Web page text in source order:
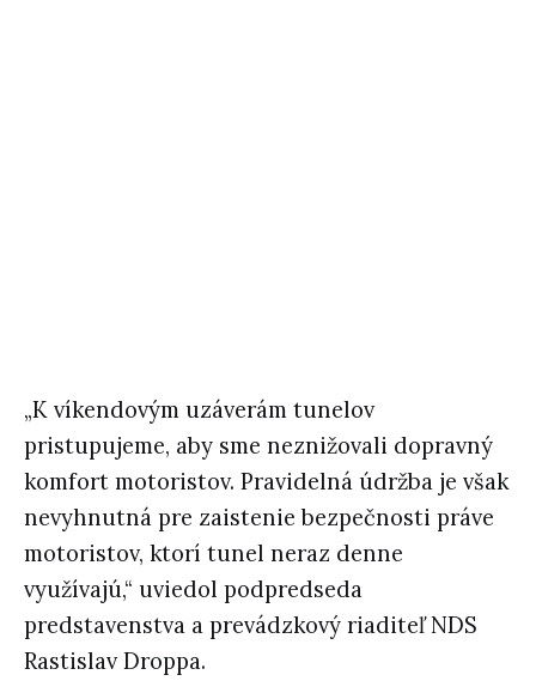
„K víkendovým uzáverám tunelov
pristupujeme, aby sme neznižovali dopravný
komfort motoristov. Pravidelná údržba je však
nevyhnutná pre zaistenie bezpečnosti práve
motoristov, ktorí tunel neraz denne
využívajú,“ uviedol podpredseda
predstavenstva a prevádzkový riaditeľ NDS
Rastislav Droppa.